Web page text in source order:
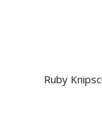
Ruby